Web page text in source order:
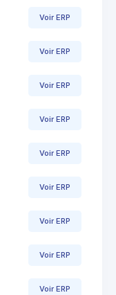
Voir ERP
Voir ERP
Voir ERP
Voir ERP
Voir ERP
Voir ERP
Voir ERP
Voir ERP
Voir ERP